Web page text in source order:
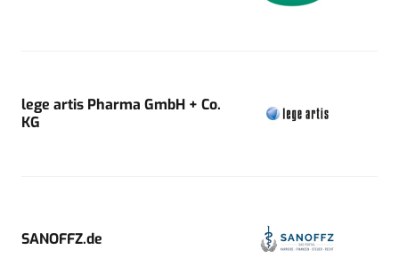
lege artis Pharma GmbH + Co.
KG
SANOFFZ.de